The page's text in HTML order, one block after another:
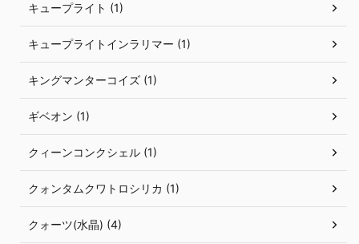
キュープライト (1)
キュープライトインラリマー (1)
キングマンターコイズ (1)
ギベオン (1)
クィーンコンクシェル (1)
クォンタムクワトロシリカ (1)
クォーツ(水晶) (4)